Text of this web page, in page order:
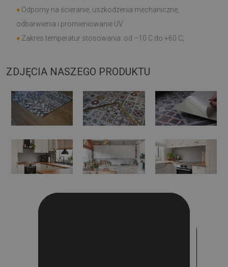
♦ Odporny na ścieranie, uszkodzenia mechaniczne,
odbarwienia i promieniowanie UV
♦ Zakres temperatur stosowania: od –10 C do +60 C;
ZDJĘCIA NASZEGO PRODUKTU